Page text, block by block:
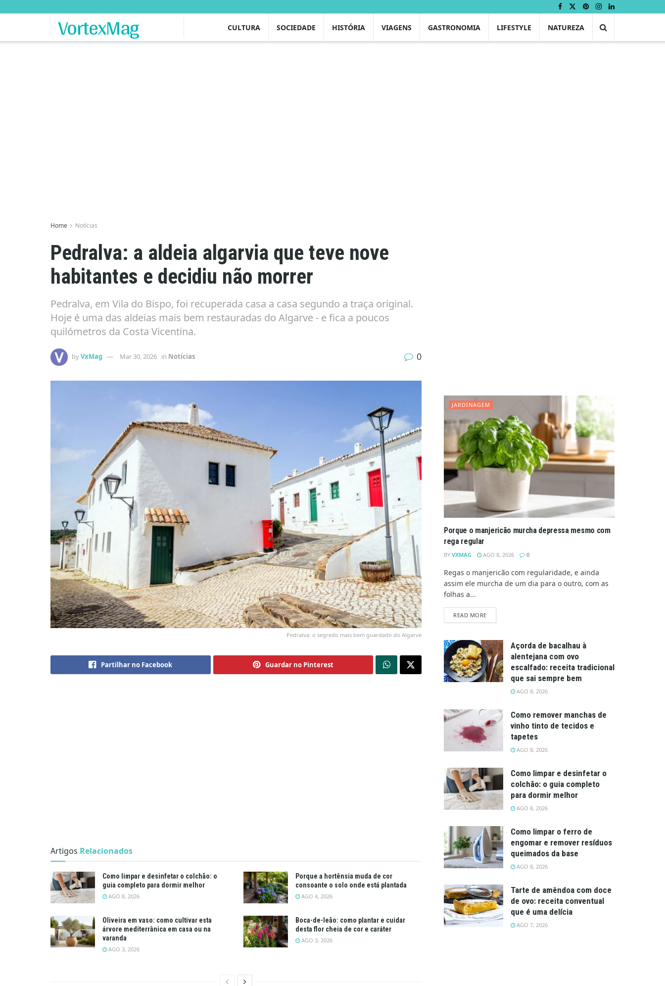
VortexMag CULTURA SOCIEDADE HISTÓRIA VIAGENS GASTRONOMIA LIFESTYLE NATUREZA
Home Notícias
Pedralva: a aldeia algarvia que teve nove
habitantes e decidiu não morrer
Pedralva, em Vila do Bispo, foi recuperada casa a casa segundo a traça original.
Hoje é uma das aldeias mais bem restauradas do Algarve - e fica a poucos
quilómetros da Costa Vicentina.
byVxMag Mar 30, 2026 in Notícias 0
Pedralva: o segredo mais bem guardado do Algarve
Partilhar no Facebook Guardar no Pinterest
Artigos Relacionados
Como limpar e desinfetar o colchão: o
guia completo para dormir melhor
AGO 8, 2026
Porque a hortênsia muda de cor
consoante o solo onde está plantada
AGO 4, 2026
Oliveira em vaso: como cultivar esta
árvore mediterrânica em casa ou na
varanda
AGO 3, 2026
Boca-de-leão: como plantar e cuidar
desta flor cheia de cor e caráter
AGO 3, 2026
JARDINAGEM
Porque o manjericão murcha depressa mesmo com
rega regular
BY VXMAG AGO 8, 2026 0
Regas o manjericão com regularidade, e ainda
assim ele murcha de um dia para o outro, com as
folhas a...
READ MOREDETAILS
Açorda de bacalhau à
alentejana com ovo
escalfado: receita tradicional
que sai sempre bem
AGO 8, 2026
Como remover manchas de
vinho tinto de tecidos e
tapetes
AGO 8, 2026
Como limpar e desinfetar o
colchão: o guia completo
para dormir melhor
AGO 8, 2026
Como limpar o ferro de
engomar e remover resíduos
queimados da base
AGO 8, 2026
Tarte de amêndoa com doce
de ovo: receita conventual
que é uma delícia
AGO 7, 2026